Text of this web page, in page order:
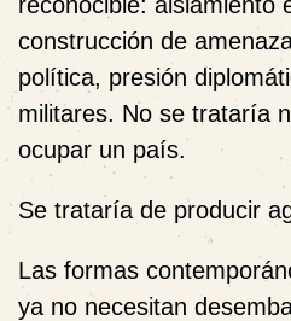
construcción de
política, presión
militares. No se trataría
ocupar un país.
Se trataría de producir
Las formas
ya no necesitan